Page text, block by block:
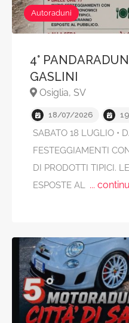
Autoraduni
4°
GASLINI
Osiglia, SV
18/07/2026
SABATO 18 LUGLIO •
FESTEGGIAMENTI
DI PRODOTTI TIPICI.
ESPOSTE AL...